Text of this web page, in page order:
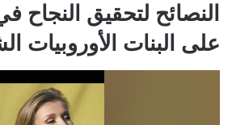
النصائح لتحقيق النجاح
على البنات الأوروبيات